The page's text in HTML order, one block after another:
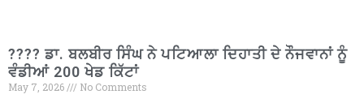
???? ਡਾ. ਬਲਬੀਰ ਸਿੰਘ ਨੇ ਪਟਿਆਲਾ ਦਿਹਾਤੀ ਦੇ ਨੌਜਵਾਨਾਂ ਨੂੰ
ਵੰਡੀਆਂ 200 ਖੇਡ ਕਿੱਟਾਂ
May 7, 2026 No Comments